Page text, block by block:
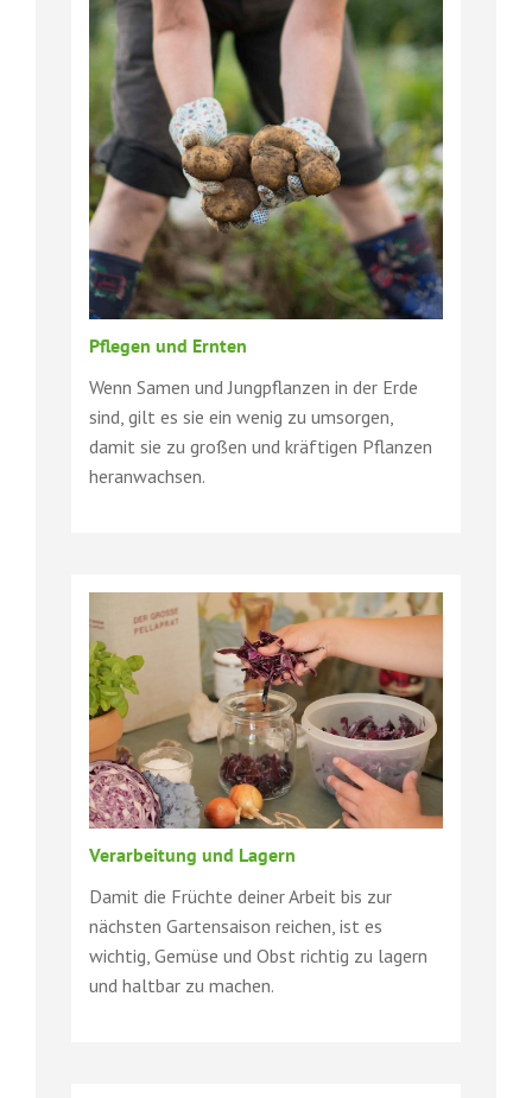
Pflegen und Ernten
Wenn Samen und Jungpflanzen in der Erde
sind, gilt es sie ein wenig zu umsorgen,
damit sie zu großen und kräftigen Pflanzen
heranwachsen.
Verarbeitung und Lagern
Damit die Früchte deiner Arbeit bis zur
nächsten Gartensaison reichen, ist es
wichtig, Gemüse und Obst richtig zu lagern
und haltbar zu machen.